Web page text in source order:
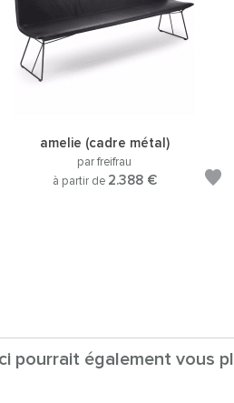
amelie (cadre métal)
par freifrau
à partir de 2.388 €
pourrait également vous